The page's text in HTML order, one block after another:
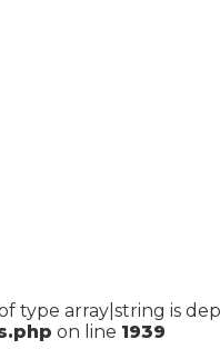
type array|string is
on line 1939